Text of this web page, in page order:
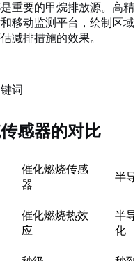
重要的甲烷排放源。高精
移动监测平台，绘制区域
减排措施的效果。
感器的对比
催化燃烧传感
器
半导
催化燃烧热效
应
半导
化